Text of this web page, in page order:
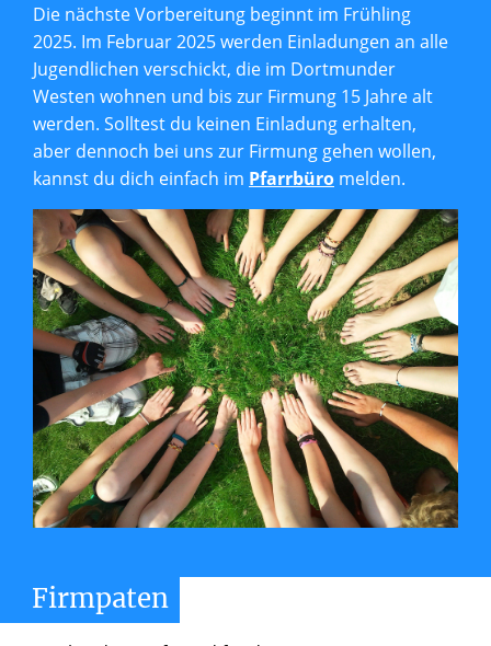
Die nächste Vorbereitung beginnt im Frühling
2025. Im Februar 2025 werden Einladungen an alle
Jugendlichen verschickt, die im Dortmunder
Westen wohnen und bis zur Firmung 15 Jahre alt
werden. Solltest du keinen Einladung erhalten,
aber dennoch bei uns zur Firmung gehen wollen,
kannst du dich einfach im Pfarrbüro melden.
Firmpaten